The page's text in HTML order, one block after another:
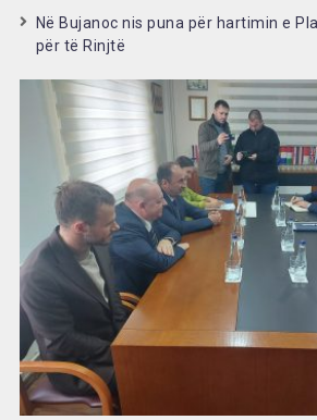
Në Bujanoc nis puna për hartimin e
për të Rinjtë